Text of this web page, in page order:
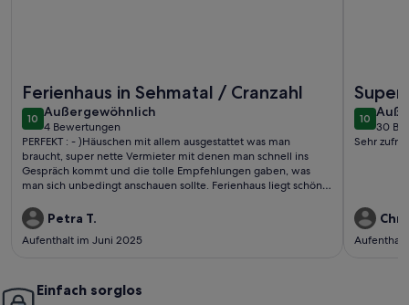
Ferienhaus in Sehmatal / Cranzahl
1010 von 10
Außergewöhnlich
außergewöhnlich
4 Bewertungen
(4
bewertungen)
PERFEKT : - )Häuschen mit allem ausgestattet was man
braucht, super nette Vermieter mit denen man schnell ins
Gespräch kommt und die tolle Empfehlungen gaben, was
man sich unbedingt anschauen sollte. Ferienhaus liegt schön
Wetter hat es auch gut mit uns gemeint und da war natürlich
das absolute Highlight für's Kind, die Abkühlung im Pool. Es
gibt noch so viel zu erkunden und darum werden gern
Petra T.
Aufenthalt im Juni 2025
Super
1010 von
30
(30
Sehr
Aufenthalt
Einfach sorglos